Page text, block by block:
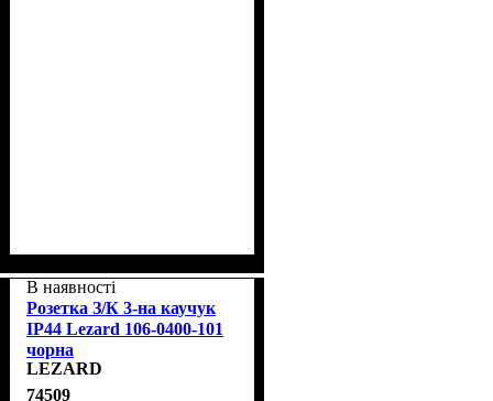
В наявності
Розетка З/К 3-на каучук
IP44 Lezard 106-0400-101
чорна
LEZARD
74509